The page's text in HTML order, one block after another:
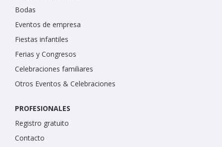
Bodas
Eventos de empresa
Fiestas infantiles
Ferias y Congresos
Celebraciones familiares
Otros Eventos & Celebraciones
PROFESIONALES
Registro gratuito
Contacto